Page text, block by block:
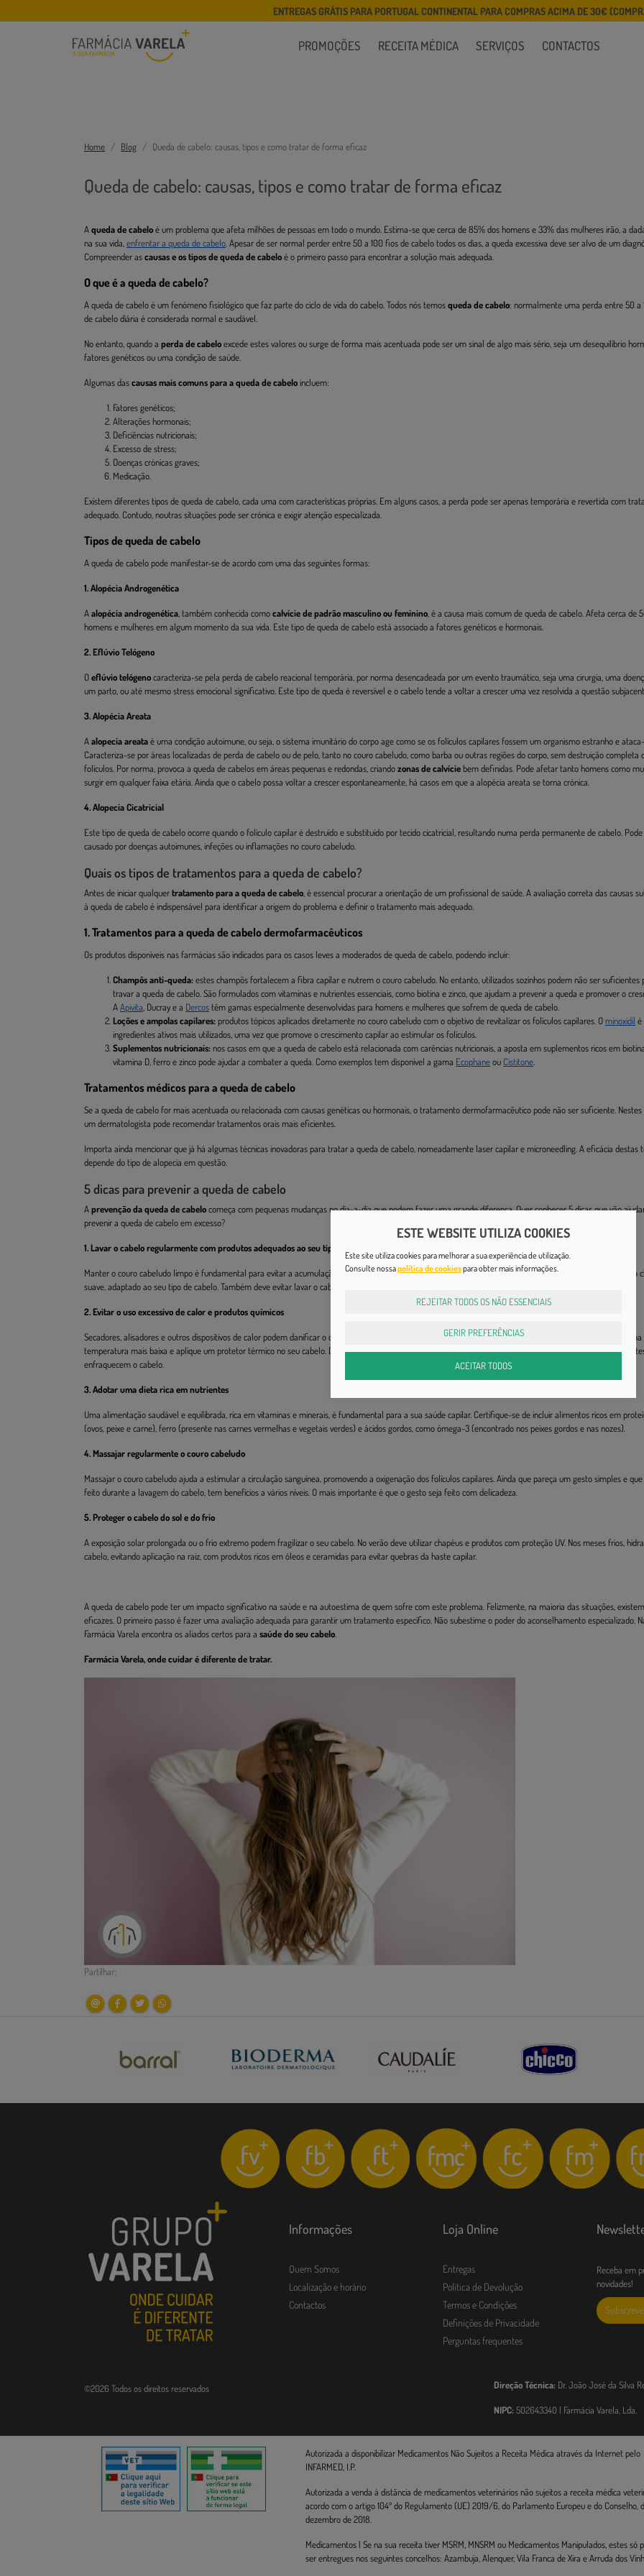
ENTREGAS GRÁTIS PARA PORTUGAL CONTINENTAL PARA COMPRAS ACIMA DE 30€
PROMOÇÕES RECEITA MÉDICA SERVIÇOS CONTACTOS
Home Blog Queda de cabelo: causas, tipos e como tratar de forma eficaz
Queda de cabelo: causas, tipos e como tratar de forma eficaz
Aqueda de cabeloé um problema que afeta milhões de pessoas em todo o mundo. Estima-se que cerca de 85% dos homens e 33% das mulheres irão, a
na sua vida, enfrentar a queda de cabelo . Apesar de ser normal perder entre 50 a 100 fios de cabelo todos os dias, a queda excessiva deve ser alvo de um
Compreender ascausas e os tipos de queda de cabeloé o primeiro passo para encontrar a solução mais adequada.
O que é a queda de cabelo?
A queda de cabelo é um fenómeno fisiológico que faz parte do ciclo de vida do cabelo. Todos nós temosqueda de cabelo: normalmente uma perda entre 50 a
de cabelo diária é considerada normal e saudável.
No entanto, quando a perda de cabeloexcede estes valores ou surge de forma mais acentuada pode ser um sinal de algo mais sério, seja um desequilíbrio
fatores genéticos ou uma condição de saúde.
Algumas dascausas mais comuns para a queda de cabeloincluem:
Fatores genéticos;
Alterações hormonais;
Deficiências nutricionais;
Excesso de stress;
Doenças crónicas graves;
Medicação.
Existem diferentes tipos de queda de cabelo, cada uma com características próprias. Em alguns casos, a perda pode ser apenas temporária e revertida com
adequado. Contudo, noutras situações pode ser crónica e exigir atenção especializada.
Tipos de queda de cabelo
A queda de cabelo pode manifestar-se de acordo com uma das seguintes formas:
1. Alopécia Androgenética
Aalopécia androgenética , também conhecida comocalvície de padrão masculino ou feminino , é a causa mais comum de queda de cabelo. Afeta cerca de
homens e mulheres em algum momento da sua vida. Este tipo de queda de cabelo está associado a fatores genéticos e hormonais.
2. Eflúvio Telógeno
Oeflúvio telógenocaracteriza-se pela perda de cabelo reacional temporária, por norma desencadeada por um evento traumático, seja uma cirurgia, uma
um parto, ou até mesmo stress emocional significativo. Este tipo de queda é reversível e o cabelo tende a voltar a crescer uma vez resolvida a questão
3. Alopécia Areata
Aalopecia areataé uma condição autoimune, ou seja, o sistema imunitário do corpo age como se os folículos capilares fossem um organismo estranho e
Caracteriza-se por áreas localizadas de perda de cabelo ou de pelo, tanto no couro cabeludo, como barba ou outras regiões do corpo, sem destruição completa
folículos. Por norma, provoca a queda de cabelos em áreas pequenas e redondas, criandozonas de calvíciebem definidas. Pode afetar tanto homens como
surgir em qualquer faixa etária. Ainda que o cabelo possa voltar a crescer espontaneamente, há casos em que a alopécia areata se torna crónica.
4. Alopecia Cicatricial
Este tipo de queda de cabelo ocorre quando o folículo capilar é destruído e substituído por tecido cicatricial, resultando numa perda permanente de cabelo.
causado por doenças autoimunes, infeções ou inflamações no couro cabeludo.
Quais os tipos de tratamentos para a queda de cabelo?
Antes de iniciar qualquertratamento para a queda de cabelo , é essencial procurar a orientação de um profissional de saúde. A avaliação correta das causas
à queda de cabelo é indispensável para identificar a origem do problema e definir o tratamento mais adequado.
1. Tratamentos para a queda de cabelo dermofarmacêuticos
Os produtos disponíveis nas farmácias são indicados para os casos leves a moderados de queda de cabelo, podendo incluir:
Champôs anti-queda:estes champôs fortalecem a fibra capilar e nutrem o couro cabeludo. No entanto, utilizados sozinhos podem não ser suficientes
travar a queda de cabelo. São formulados com vitaminas e nutrientes essenciais, como biotina e zinco, que ajudam a prevenir a queda e promover o
AApivita , Ducray e a Dercostêm gamas especialmente desenvolvidas para homens e mulheres que sofrem de queda de cabelo.
Loções e ampolas capilares:produtos tópicos aplicados diretamente no couro cabeludo com o objetivo de revitalizar os folículos capilares. Ominoxidil é
ingredientes ativos mais utilizados, uma vez que promove o crescimento capilar ao estimular os folículos.
Suplementos nutricionais:nos casos em que a queda de cabelo está relacionada com carências nutricionais, a aposta em suplementos ricos em
vitamina D, ferro e zinco pode ajudar a combater a queda. Como exemplos tem disponível a gama Ecophaneou Cistitone
Tratamentos médicos para a queda de cabelo
Se a queda de cabelo for mais acentuada ou relacionada com causas genéticas ou hormonais, o tratamento dermofarmacêutico pode não ser suficiente. Nestes
um dermatologista pode recomendar tratamentos orais mais eficientes.
Importa ainda mencionar que já há algumas técnicas inovadoras para tratar a queda de cabelo, nomeadamente laser capilar e microneedling. A eficácia destas
depende do tipo de alopecia em questão.
5 dicas para prevenir a queda de cabelo
Aprevenção da queda de cabelocomeça com pequenas mudanças no dia-a-dia que podem fazer uma grande diferença. Quer conhecer 5 dicas que vão
prevenir a queda de cabelo em excesso?
1. Lavar o cabelo regularmente com produtos adequados ao seu tipo de cabelo
Manter o couro cabeludo limpo é fundamental para evitar a acumulação de oleosidade e resíduos que podem obstruir os folículos capilares. Por isso, utilize um
suave, adaptado ao seu tipo de cabelo. Também deve evitar lavar o cabelo com água demasiado quente, uma vez que pode secar os fios do couro cabeludo.
2. Evitar o uso excessivo de calor e produtos químicos
Secadores, alisadores e outros dispositivos de calor podem danificar o cabelo e contribuir para a sua queda. Sempre que usar estes equipamentos, opte por uma
temperatura mais baixa e aplique um protetor térmico no seu cabelo. Do mesmo modo, evite tratamentos químicos frequentes, como coloração ou
enfraquecem o cabelo.
3. Adotar uma dieta rica em nutrientes
Uma alimentação saudável e equilibrada, rica em vitaminas e minerais, é fundamental para a sua saúde capilar. Certifique-se de incluir alimentos ricos em
(ovos, peixe e carne), ferro (presente nas carnes vermelhas e vegetais verdes) e ácidos gordos, como ómega-3 (encontrado nos peixes gordos e nas nozes).
4. Massajar regularmente o couro cabeludo
Massajar o couro cabeludo ajuda a estimular a circulação sanguínea, promovendo a oxigenação dos folículos capilares. Ainda que pareça um gesto simples e
feito durante a lavagem do cabelo, tem benefícios a vários níveis. O mais importante é que o gesto seja feito com delicadeza.
5. Proteger o cabelo do sol e do frio
A exposição solar prolongada ou o frio extremo podem fragilizar o seu cabelo. No verão deve utilizar chapéus e produtos com proteção UV. Nos meses frios,
cabelo, evitando aplicação na raiz, com produtos ricos em óleos e ceramidas para evitar quebras da haste capilar.
A queda de cabelo pode ter um impacto significativo na saúde e na autoestima de quem sofre com este problema. Felizmente, na maioria das situações,
eficazes. O primeiro passo é fazer uma avaliação adequada para garantir um tratamento específico. Não subestime o poder do aconselhamento especializado.
Farmácia Varela encontra os aliados certos para a saúde do seu cabelo
Farmácia Varela, onde cuidar é diferente de tratar.
Partilhar:
Informações
Quem Somos
Localização e horário
Contactos
Loja Online
Entregas
Política de Devolução
Termos e Condições
Definições de Privacidade
Perguntas frequentes
Receba em
novidades!
©2026 Todos os direitos reservados Direção Técnica: Dr. João José da Silva
NIPC: 502643340 | Farmácia Varela, Lda.
Autorizada a disponibilizar Medicamentos Não Sujeitos a Receita Médica através da Internet pelo
INFARMED, I.P.
Autorizada a venda à distância de medicamentos veterinários não sujeitos a receita médica
acordo com o artigo 104º do Regulamento (UE) 2019/6, do Parlamento Europeu e do Conselho,
dezembro de 2018.
Medicamentos | Se na sua receita tiver MSRM, MNSRM ou Medicamentos Manipulados, estes só
ser entregues nos seguintes concelhos: Azambuja, Alenquer, Vila Franca de Xira e Arruda dos
ESTE WEBSITE UTILIZA COOKIES
Este site utiliza cookies para melhorar a sua experiência de utilização.
Consulte nossapolítica de cookiespara obter mais informações.
REJEITAR TODOS OS NÃO ESSENCIAIS
GERIR PREFERÊNCIAS
ACEITAR TODOS